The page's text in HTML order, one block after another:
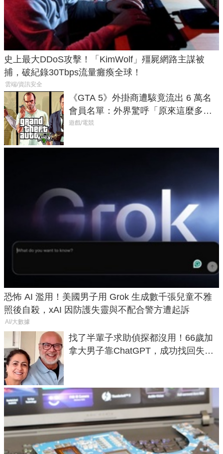
史上最大DDoS攻擊！「KimWolf」殭屍網路主謀被
捕，破紀錄30Tbps流量癱瘓全球！
雲端/資訊安全
《GTA 5》外掛商遭駭竟流出 6 萬名
會員名單：外界驚呼「原來這麼多人
在開掛！」
遊戲/電競
恐怖 AI 濫用！美國男子用 Grok 生成數千張兒童不雅
照後自殺，xAI 因防護失靈與不配合警方遭起訴
AI/大數據
找了半輩子求助偵探都沒用！66歲加
拿大男子靠ChatGPT，成功找回失散